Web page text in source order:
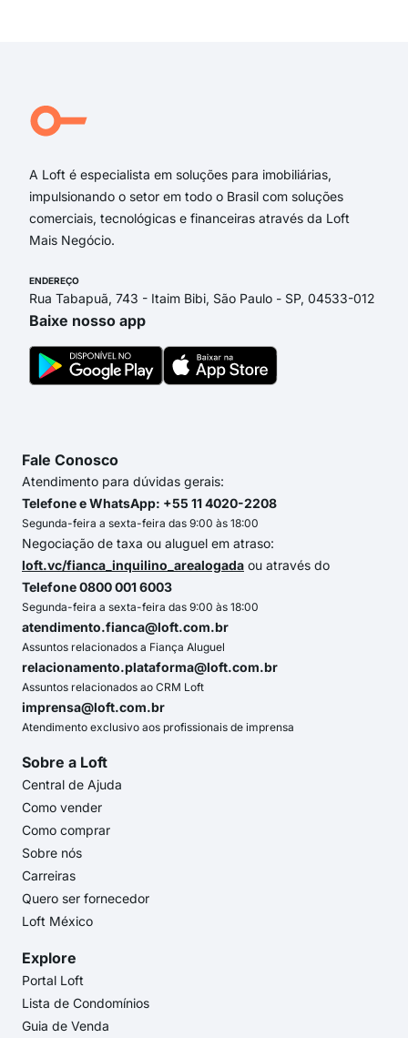
A Loft é especialista em soluções para imobiliárias,
impulsionando o setor em todo o Brasil com soluções
comerciais, tecnológicas e financeiras através da Loft
Mais Negócio.
ENDEREÇO
Rua Tabapuã, 743 - Itaim Bibi, São Paulo - SP, 04533-012
Baixe nosso app
Fale Conosco
Atendimento para dúvidas gerais:
Telefone e WhatsApp: +55 11 4020-2208
Segunda-feira a sexta-feira das 9:00 às 18:00
Negociação de taxa ou aluguel em atraso:
loft.vc/fianca_inquilino_arealogada ou através do
Telefone 0800 001 6003
Segunda-feira a sexta-feira das 9:00 às 18:00
atendimento.fianca@loft.com.br
Assuntos relacionados a Fiança Aluguel
relacionamento.plataforma@loft.com.br
Assuntos relacionados ao CRM Loft
imprensa@loft.com.br
Atendimento exclusivo aos profissionais de imprensa
Sobre a Loft
Central de Ajuda
Como vender
Como comprar
Sobre nós
Carreiras
Quero ser fornecedor
Loft México
Explore
Portal Loft
Lista de Condomínios
Guia de Venda